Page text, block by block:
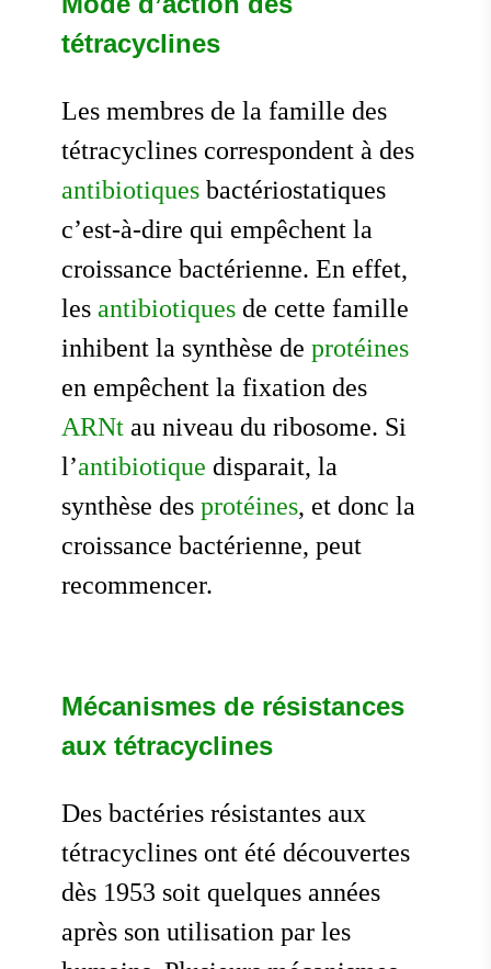
tétracyclines
Les membres de la famille des
tétracyclines correspondent à des
antibiotiques bactériostatiques
c’est-à-dire qui empêchent la
croissance bactérienne. En effet,
les antibiotiques de cette famille
inhibent la synthèse de protéines
en empêchent la fixation des
ARNt au niveau du ribosome. Si
l’antibiotique disparait, la
synthèse des protéines, et donc la
croissance bactérienne, peut
recommencer.
Mécanismes de résistances
aux tétracyclines
Des bactéries résistantes aux
tétracyclines ont été découvertes
dès 1953 soit quelques années
après son utilisation par les